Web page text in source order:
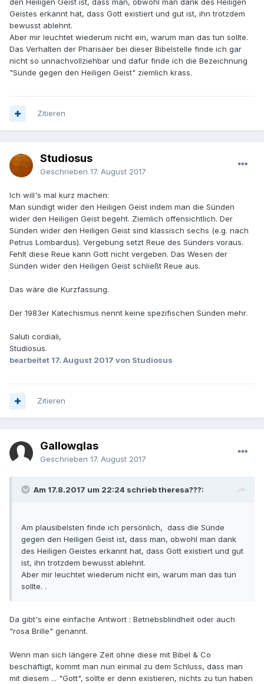
den Heiligen Geist ist, dass man, obwohl man dank des Heiligen
Geistes erkannt hat, dass Gott existiert und gut ist, ihn trotzdem
bewusst ablehnt.
Aber mir leuchtet wiederum nicht ein, warum man das tun sollte.
Das Verhalten der Pharisäer bei dieser Bibelstelle finde ich gar
nicht so unnachvollziehbar und dafür finde ich die Bezeichnung
"Sünde gegen den Heiligen Geist" ziemlich krass.
Zitieren
Studiosus
Geschrieben 17. August 2017
Ich will's mal kurz machen:
Man sündigt wider den Heiligen Geist indem man die Sünden
wider den Heiligen Geist begeht. Ziemlich offensichtlich. Der
Sünden wider den Heiligen Geist sind klassisch sechs (e.g. nach
Petrus Lombardus). Vergebung setzt Reue des Sünders voraus.
Fehlt diese Reue kann Gott nicht vergeben. Das Wesen der
Sünden wider den Heiligen Geist schließt Reue aus.
Das wäre die Kurzfassung.
Der 1983er Katechismus nennt keine spezifischen Sünden mehr.
Saluti cordiali,
Studiosus.
bearbeitet 17. August 2017 von Studiosus
Zitieren
Gallowglas
Geschrieben 17. August 2017
Am 17.8.2017 um 22:24 schrieb theresa???:
Am plausibelsten finde ich persönlich, dass die Sünde
gegen den Heiligen Geist ist, dass man, obwohl man dank
des Heiligen Geistes erkannt hat, dass Gott existiert und gut
ist, ihn trotzdem bewusst ablehnt.
Aber mir leuchtet wiederum nicht ein, warum man das tun
sollte. .
Da gibt's eine einfache Antwort : Betriebsblindheit oder auch
"rosa Brille" genannt.
Wenn man sich längere Zeit ohne diese mit Bibel & Co
beschäftigt, kommt man nun einmal zu dem Schluss, dass man
mit diesem ... "Gott", sollte er denn existieren, nichts zu tun haben